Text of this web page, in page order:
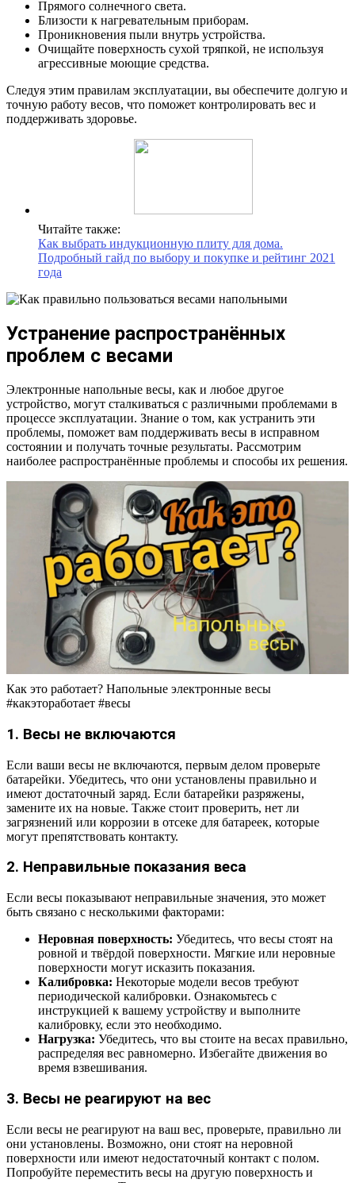
Прямого солнечного света.
Близости к нагревательным приборам.
Проникновения пыли внутрь устройства.
Очищайте поверхность сухой тряпкой, не используя
агрессивные моющие средства.
Следуя этим правилам эксплуатации, вы обеспечите долгую и
точную работу весов, что поможет контролировать вес и
поддерживать здоровье.
Читайте также:
Как выбрать индукционную плиту для дома.
Подробный гайд по выбору и покупке и рейтинг 2021
года
Устранение распространённых
проблем с весами
Электронные напольные весы, как и любое другое
устройство, могут сталкиваться с различными проблемами в
процессе эксплуатации. Знание о том, как устранить эти
проблемы, поможет вам поддерживать весы в исправном
состоянии и получать точные результаты. Рассмотрим
наиболее распространённые проблемы и способы их решения.
Как это работает? Напольные электронные весы
#какэтоработает #весы
1. Весы не включаются
Если ваши весы не включаются, первым делом проверьте
батарейки. Убедитесь, что они установлены правильно и
имеют достаточный заряд. Если батарейки разряжены,
замените их на новые. Также стоит проверить, нет ли
загрязнений или коррозии в отсеке для батареек, которые
могут препятствовать контакту.
2. Неправильные показания веса
Если весы показывают неправильные значения, это может
быть связано с несколькими факторами:
Неровная поверхность: Убедитесь, что весы стоят на
ровной и твёрдой поверхности. Мягкие или неровные
поверхности могут исказить показания.
Калибровка: Некоторые модели весов требуют
периодической калибровки. Ознакомьтесь с
инструкцией к вашему устройству и выполните
калибровку, если это необходимо.
Нагрузка: Убедитесь, что вы стоите на весах правильно,
распределяя вес равномерно. Избегайте движения во
время взвешивания.
3. Весы не реагируют на вес
Если весы не реагируют на ваш вес, проверьте, правильно ли
они установлены. Возможно, они стоят на неровной
поверхности или имеют недостаточный контакт с полом.
Попробуйте переместить весы на другую поверхность и